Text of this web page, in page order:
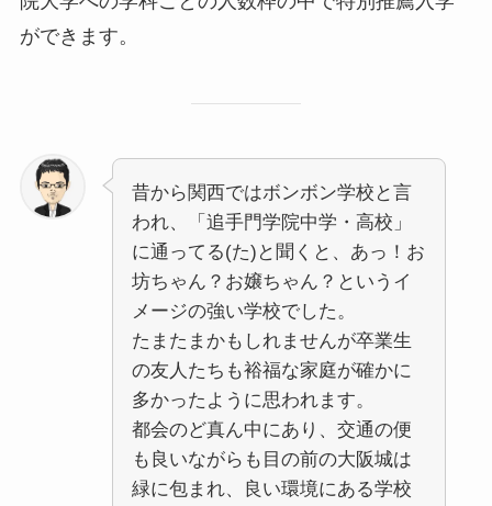
ができます。
昔から関西ではボンボン学校と言
われ、「追手門学院中学・高校」
に通ってる(た)と聞くと、あっ！お
坊ちゃん？お嬢ちゃん？というイ
メージの強い学校でした。
たまたまかもしれませんが卒業生
の友人たちも裕福な家庭が確かに
多かったように思われます。
都会のど真ん中にあり、交通の便
も良いながらも目の前の大阪城は
緑に包まれ、良い環境にある学校